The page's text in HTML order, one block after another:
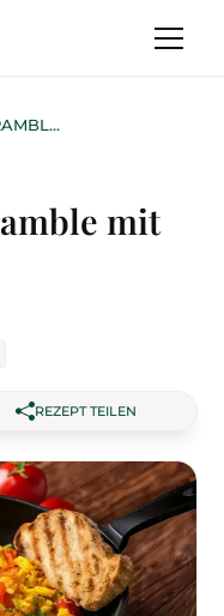
TOFU-GEMÜSE-SCRAMBLE MIT FRISCHEN KRÄUTERN
mit
REZEPT TEILEN